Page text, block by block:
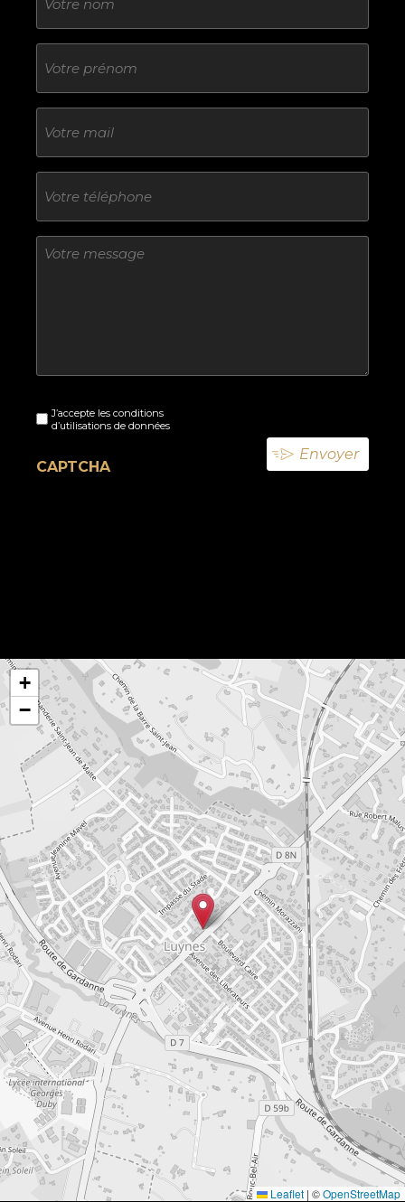
Sans
titre
E-
mail
Téléphone
Sans
titre
titreJ’accepte les conditions
d’utilisations de données
CAPTCHA
+
−
Leaflet | ©OpenStreetMap